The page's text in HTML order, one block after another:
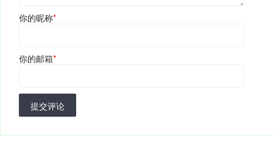
你的昵称*
你的邮箱*
提交评论